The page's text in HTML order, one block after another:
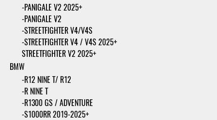
-PANIGALE V2 2025+
-PANIGALE V2
-STREETFIGHTER V4/V4S
-STREETFIGHTER V4 / V4S 2025+
STREETFIGHTER V2 2025+
BMW
-R12 NINE T/ R12
-R NINE T
-R1300 GS / ADVENTURE
-S1000RR 2019-2025+